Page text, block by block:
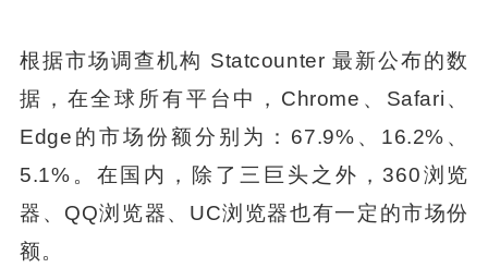
根据市场调查机构 Statcounter 最新公布的数
据，在全球所有平台中，Chrome、Safari、
Edge的市场份额分别为：67.9%、16.2%、
5.1%。在国内，除了三巨头之外，360浏览
器、QQ浏览器、UC浏览器也有一定的市场份
额。